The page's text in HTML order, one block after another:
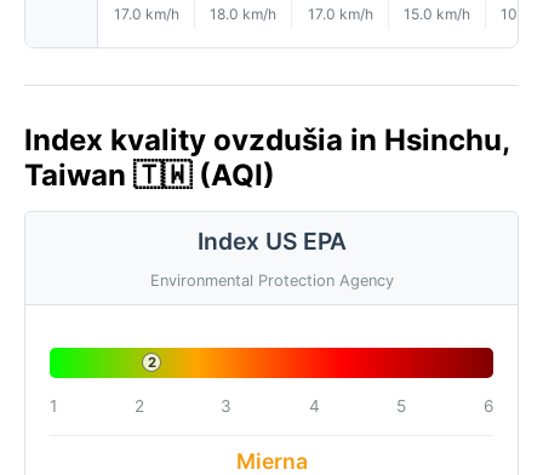
17.0 km/h 18.0 km/h 17.0 km/h 15.0 km/h 10.0
Index kvality ovzdušia in Hsinchu,
Taiwan 🇹🇼 (AQI)
Index US EPA
Environmental Protection Agency
2
1 2 3 4 5 6
Mierna